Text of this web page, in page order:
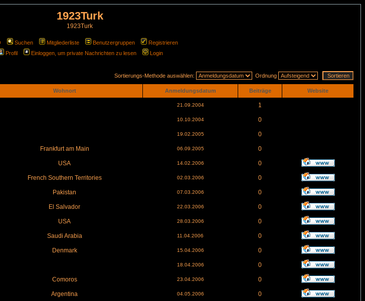
1923Turk
1923Turk
Suchen Mitgliederliste Benutzergruppen
Registrieren
Profil
Einloggen, um private Nachrichten zu lesen Login
Sortierungs-Methode auswählen: Ordnung
Wohnort Anmeldungsdatum Beiträge Website
21.09.2004 1
10.10.2004 0
19.02.2005 0
Frankfurt am Main 06.09.2005 0
USA 14.02.2006 0
French Southern Territories 02.03.2006 0
Pakistan 07.03.2006 0
El Salvador 22.03.2006 0
USA 28.03.2006 0
Saudi Arabia 11.04.2006 0
Denmark 15.04.2006 0
18.04.2006 0
Comoros 23.04.2006 0
Argentina 04.05.2006 0